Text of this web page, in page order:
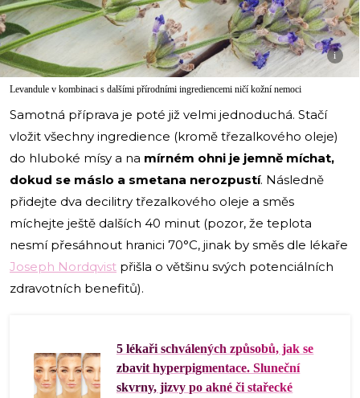
i
Levandule v kombinaci s dalšími přírodními ingrediencemi ničí kožní nemoci
Samotná příprava je poté již velmi jednoduchá. Stačí
vložit všechny ingredience (kromě třezalkového oleje)
do hluboké mísy a na mírném ohni je jemně míchat,
dokud se máslo a smetana nerozpustí. Následně
přidejte dva decilitry třezalkového oleje a směs
míchejte ještě dalších 40 minut (pozor, že teplota
nesmí přesáhnout hranici 70°C, jinak by směs dle lékaře
Joseph Nordqvist přišla o většinu svých potenciálních
zdravotních benefitů).
5 lékaři schválených způsobů, jak se
zbavit hyperpigmentace. Sluneční
skvrny, jizvy po akné či stařecké